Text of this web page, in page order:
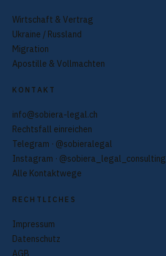
Wirtschaft & Vertrag
Ukraine / Russland
Migration
Apostille & Vollmachten
KONTAKT
info@sobiera-legal.ch
Rechtsfall einreichen
Telegram · @sobieralegal
Instagram · @sobiera_legal_consulting
Alle Kontaktwege
RECHTLICHES
Impressum
Datenschutz
AGB